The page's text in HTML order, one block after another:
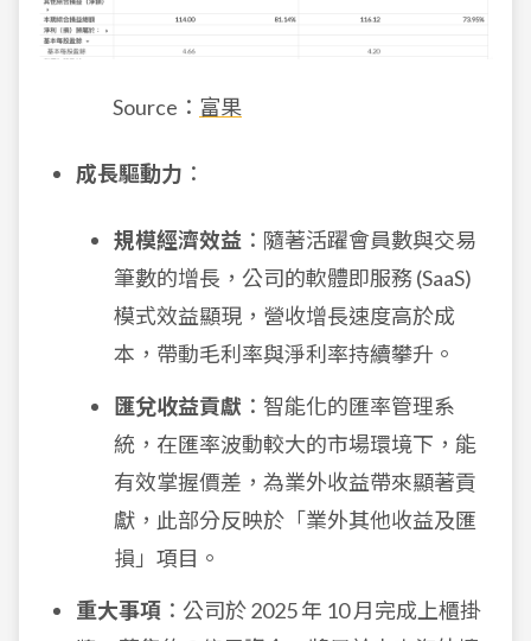
Source： 富果
成長驅動力 ：
規模經濟效益 ：隨著活躍會員數與交易
筆數的增長，公司的軟體即服務 (SaaS)
模式效益顯現，營收增長速度高於成
本，帶動毛利率與淨利率持續攀升。
匯兌收益貢獻 ：智能化的匯率管理系
統，在匯率波動較大的市場環境下，能
有效掌握價差，為業外收益帶來顯著貢
獻，此部分反映於「業外其他收益及匯
損」項目。
重大事項 ：公司於 2025 年 10 月完成上櫃掛